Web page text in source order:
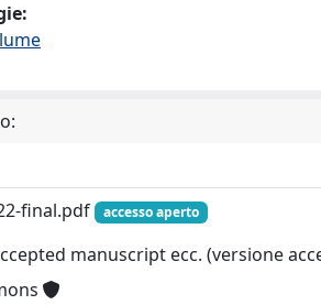
final.pdf
accesso aperto
manuscript ecc. (versione